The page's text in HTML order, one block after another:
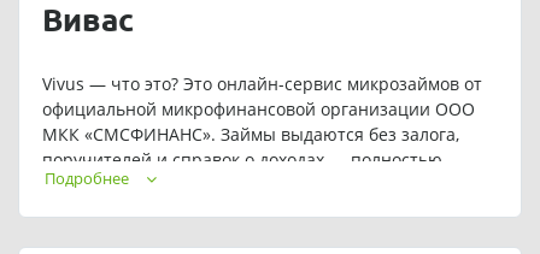
Вивас
Vivus — что это? Это онлайн-сервис микрозаймов от
официальной микрофинансовой организации ООО
МКК «СМСФИНАНС». Займы выдаются без залога,
поручителей и справок о доходах — полностью
онлайн, за 4 минуты. Официальный сайт МФО Vivus:
Подробнее